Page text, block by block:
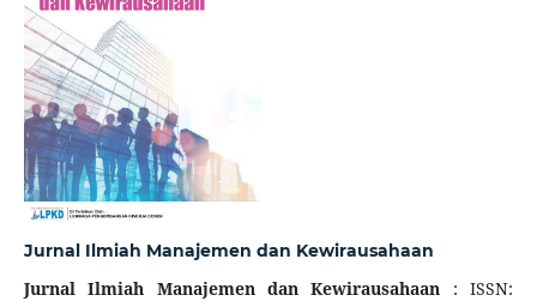
Jurnal Ilmiah Manajemen dan Kewirausahaan
Jurnal Ilmiah Manajemen dan Kewirausahaan : ISSN: